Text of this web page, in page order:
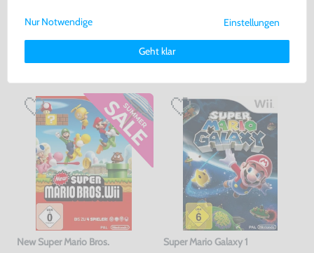
DAS HABEN ANDERE DAZU
GEKAUFT
New Super Mario Bros.
Super Mario Galaxy 1
Weitere Informationen zu den von uns verwendeten Cookies und
Deinen Rechten als Nutzer findest Du in unsererDaten­schutz­
Impressum.
Einstellungen
Geht klar
Nur Notwendige